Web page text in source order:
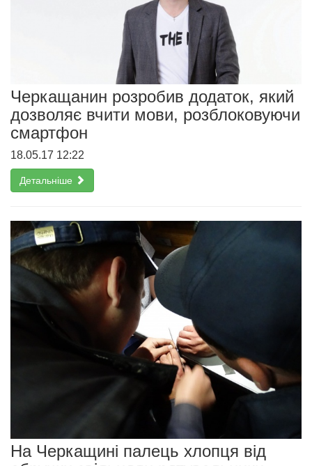
Черкащанин розробив додаток, який
дозволяє вчити мови, розблоковуючи
смартфон
18.05.17 12:22
Детальніше
На Черкащині палець хлопця від